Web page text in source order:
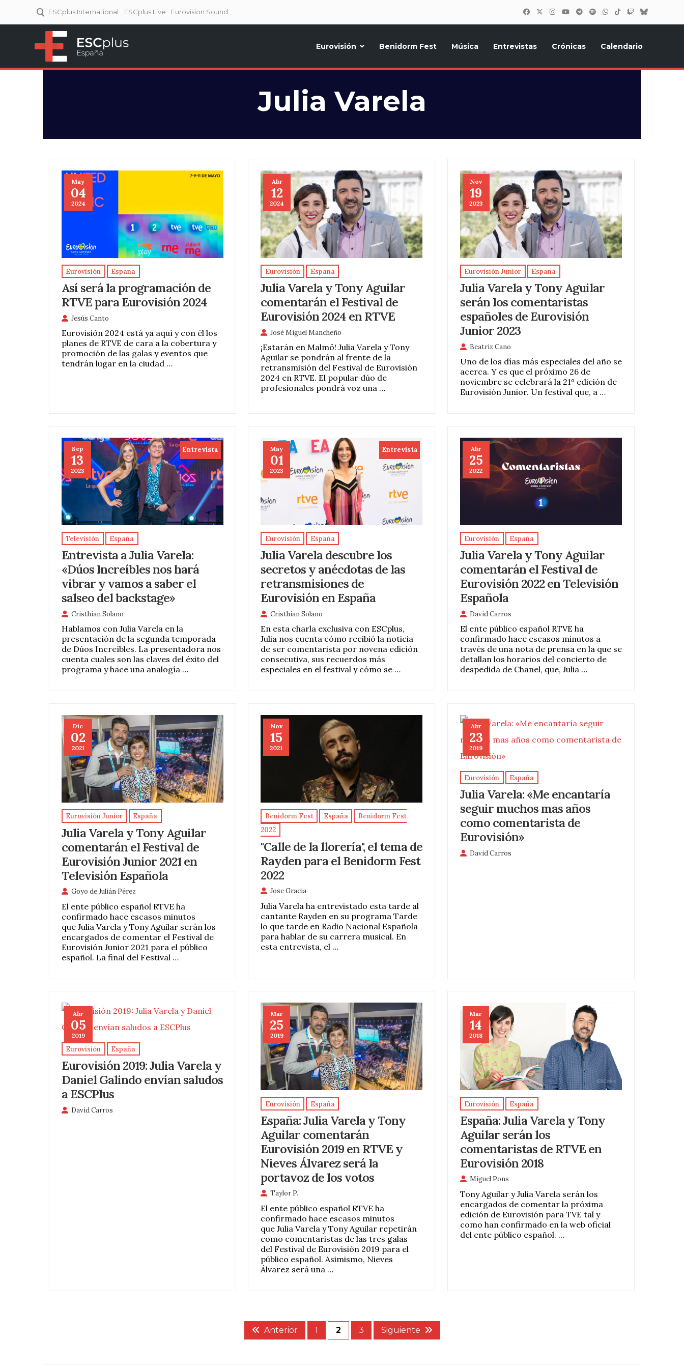
ESCplus International ESCplus Live Eurovision Sound
Eurovisión Benidorm Fest Música Entrevistas Crónicas Calendario
Julia Varela
May
04
2024
Eurovisión España
Así será la programación de
RTVE para Eurovisión 2024
Jesús Canto
Eurovisión 2024 está ya aquí y con él los
planes de RTVE de cara a la cobertura y
promoción de las galas y eventos que
tendrán lugar en la ciudad …
Abr
12
2024
Eurovisión España
Julia Varela y Tony Aguilar
comentarán el Festival de
Eurovisión 2024 en RTVE
José Miguel Mancheño
¡Estarán en Malmö! Julia Varela y Tony
Aguilar se pondrán al frente de la
retransmisión del Festival de Eurovisión
2024 en RTVE. El popular dúo de
profesionales pondrá voz una …
Nov
19
2023
Eurovisión Junior España
Julia Varela y Tony Aguilar
serán los comentaristas
españoles de Eurovisión
Junior 2023
Beatriz Cano
Uno de los días más especiales del año se
acerca. Y es que el próximo 26 de
noviembre se celebrará la 21º edición de
Eurovisión Junior. Un festival que, a …
Sep
13
2023
Entrevista
Televisión España
Entrevista a Julia Varela:
«Dúos Increíbles nos hará
vibrar y vamos a saber el
salseo del backstage»
Cristhian Solano
Hablamos con Julia Varela en la
presentación de la segunda temporada
de Dúos Increíbles. La presentadora nos
cuenta cuales son las claves del éxito del
programa y hace una analogía …
May
01
2023
Entrevista
Eurovisión España
Julia Varela descubre los
secretos y anécdotas de las
retransmisiones de
Eurovisión en España
Cristhian Solano
En esta charla exclusiva con ESCplus,
Julia nos cuenta cómo recibió la noticia
de ser comentarista por novena edición
consecutiva, sus recuerdos más
especiales en el festival y cómo se …
Abr
25
2022
Eurovisión España
Julia Varela y Tony Aguilar
comentarán el Festival de
Eurovisión 2022 en Televisión
Española
David Carros
El ente público español RTVE ha
confirmado hace escasos minutos a
través de una nota de prensa en la que se
detallan los horarios del concierto de
despedida de Chanel, que, Julia …
Dic
02
2021
Eurovisión Junior España
Julia Varela y Tony Aguilar
comentarán el Festival de
Eurovisión Junior 2021 en
Televisión Española
Goyo de Julián Pérez
El ente público español RTVE ha
confirmado hace escasos minutos
que Julia Varela y Tony Aguilar serán los
encargados de comentar el Festival de
Eurovisión Junior 2021 para el público
español. La final del Festival …
Nov
15
2021
Benidorm Fest España
Benidorm Fest
2022
"Calle de la llorería", el tema de
Rayden para el Benidorm Fest
2022
Jose Gracia
Julia Varela ha entrevistado esta tarde al
cantante Rayden en su programa Tarde
lo que tarde en Radio Nacional Española
para hablar de su carrera musical. En
esta entrevista, el …
Abr
23
2019
Eurovisión España
Julia Varela: «Me encantaría
seguir muchos mas años
como comentarista de
Eurovisión»
David Carros
Abr
05
2019
Eurovisión España
Eurovisión 2019: Julia Varela y
Daniel Galindo envían saludos
a ESCPlus
David Carros
Mar
25
2019
Eurovisión España
España: Julia Varela y Tony
Aguilar comentarán
Eurovisión 2019 en RTVE y
Nieves Álvarez será la
portavoz de los votos
Taylor P.
El ente público español RTVE ha
confirmado hace escasos minutos
que Julia Varela y Tony Aguilar repetirán
como comentaristas de las tres galas
del Festival de Eurovisión 2019 para el
público español. Asimismo, Nieves
Álvarez será una …
Mar
14
2018
Eurovisión España
España: Julia Varela y Tony
Aguilar serán los
comentaristas de RTVE en
Eurovisión 2018
Miguel Pons
Tony Aguilar y Julia Varela serán los
encargados de comentar la próxima
edición de Eurovisión para TVE tal y
como han confirmado en la web oficial
del ente público español. …
Anterior 1 2 3 Siguiente